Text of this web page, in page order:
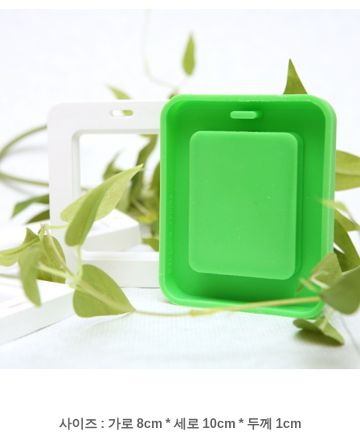
사이즈 : 가로 8cm * 세로 10cm * 두께 1cm